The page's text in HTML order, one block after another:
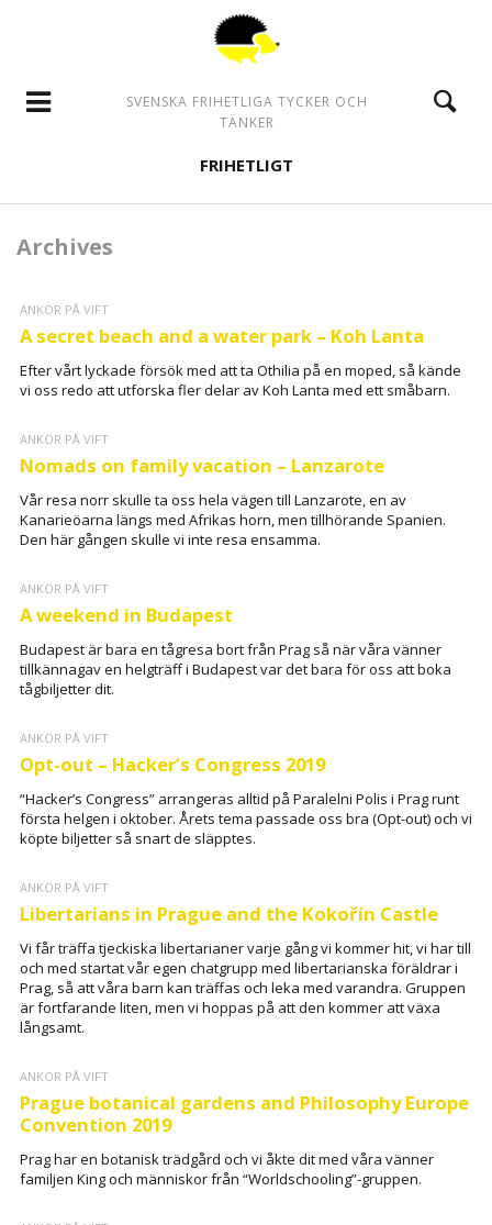
SVENSKA FRIHETLIGA TYCKER OCH
TÄNKER
FRIHETLIGT
Archives
ANKOR PÅ VIFT
A secret beach and a water park – Koh Lanta
Efter vårt lyckade försök med att ta Othilia på en moped, så kände
vi oss redo att utforska fler delar av Koh Lanta med ett småbarn.
ANKOR PÅ VIFT
Nomads on family vacation – Lanzarote
Vår resa norr skulle ta oss hela vägen till Lanzarote, en av
Kanarieöarna längs med Afrikas horn, men tillhörande Spanien.
Den här gången skulle vi inte resa ensamma.
ANKOR PÅ VIFT
A weekend in Budapest
Budapest är bara en tågresa bort från Prag så när våra vänner
tillkännagav en helgträff i Budapest var det bara för oss att boka
tågbiljetter dit.
ANKOR PÅ VIFT
Opt-out – Hacker’s Congress 2019
“Hacker’s Congress” arrangeras alltid på Paralelni Polis i Prag runt
första helgen i oktober. Årets tema passade oss bra (Opt-out) och vi
köpte biljetter så snart de släpptes.
ANKOR PÅ VIFT
Libertarians in Prague and the Kokořín Castle
Vi får träffa tjeckiska libertarianer varje gång vi kommer hit, vi har till
och med startat vår egen chatgrupp med libertarianska föräldrar i
Prag, så att våra barn kan träffas och leka med varandra. Gruppen
är fortfarande liten, men vi hoppas på att den kommer att växa
långsamt.
ANKOR PÅ VIFT
Prague botanical gardens and Philosophy Europe
Convention 2019
Prag har en botanisk trädgård och vi åkte dit med våra vänner
familjen King och människor från “Worldschooling”-gruppen.